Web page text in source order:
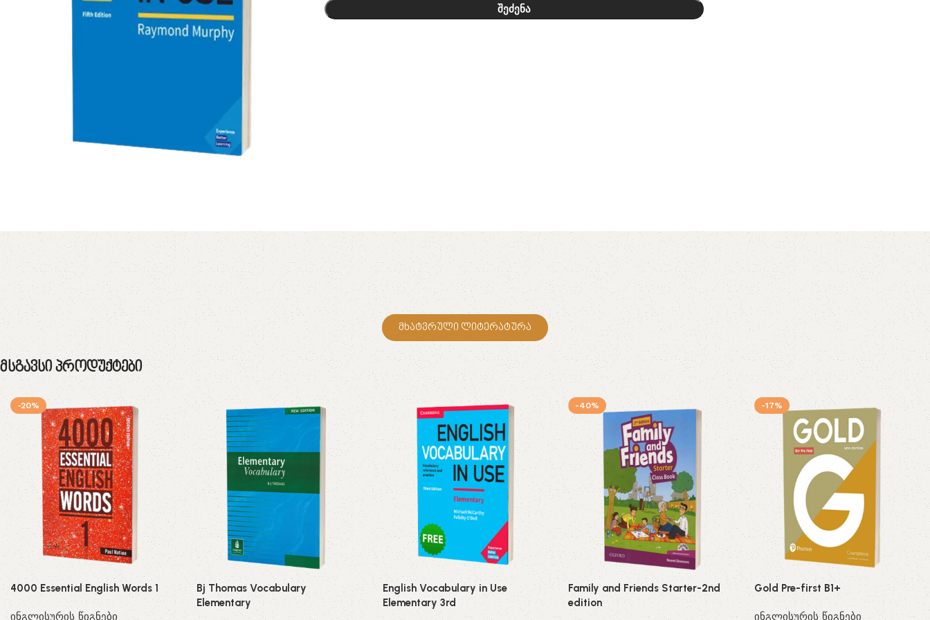
შეძენა
მხატვრული ლიტერატურა
Მსგავსი Პროდუქტები
-20%
4000 Essential English Words 1
ინგლისურის წიგნები
Bj Thomas Vocabulary
Elementary
English Vocabulary in Use
Elementary 3rd
-40%
Family and Friends Starter-2nd
edition
-17%
Gold Pre-first B1+
ინგლისურის წიგნები